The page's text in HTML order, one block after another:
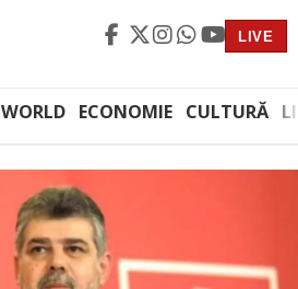
LIVE
WORLD ECONOMIE CULTURĂ